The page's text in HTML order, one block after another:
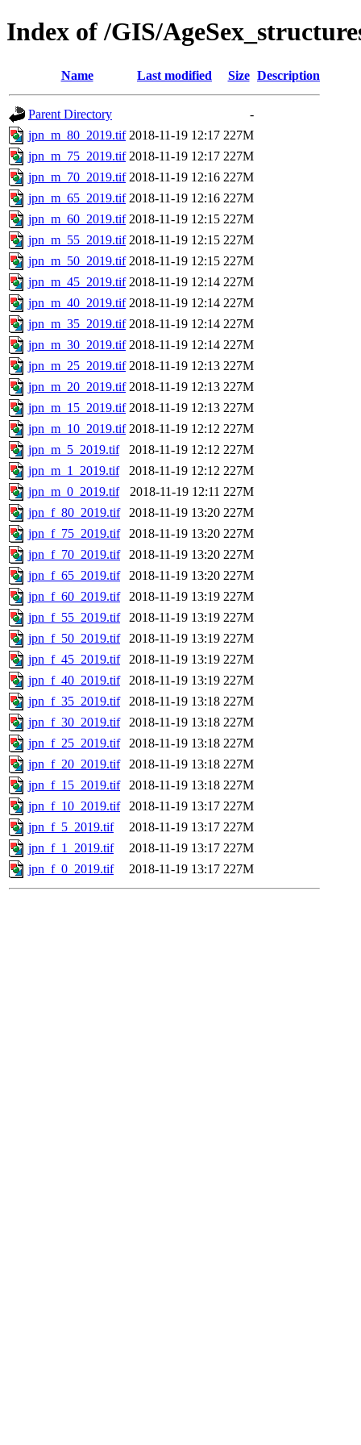
Index of /GIS/
Name Last modified Size Description
Parent Directory
-
jpn_m_80_2019.tif 2018-11-19 12:17 227M
jpn_m_75_2019.tif 2018-11-19 12:17 227M
jpn_m_70_2019.tif 2018-11-19 12:16 227M
jpn_m_65_2019.tif 2018-11-19 12:16 227M
jpn_m_60_2019.tif 2018-11-19 12:15 227M
jpn_m_55_2019.tif 2018-11-19 12:15 227M
jpn_m_50_2019.tif 2018-11-19 12:15 227M
jpn_m_45_2019.tif 2018-11-19 12:14 227M
jpn_m_40_2019.tif 2018-11-19 12:14 227M
jpn_m_35_2019.tif 2018-11-19 12:14 227M
jpn_m_30_2019.tif 2018-11-19 12:14 227M
jpn_m_25_2019.tif 2018-11-19 12:13 227M
jpn_m_20_2019.tif 2018-11-19 12:13 227M
jpn_m_15_2019.tif 2018-11-19 12:13 227M
jpn_m_10_2019.tif 2018-11-19 12:12 227M
jpn_m_5_2019.tif
2018-11-19 12:12 227M
jpn_m_1_2019.tif
2018-11-19 12:12 227M
jpn_m_0_2019.tif
2018-11-19 12:11 227M
jpn_f_80_2019.tif
2018-11-19 13:20 227M
jpn_f_75_2019.tif
2018-11-19 13:20 227M
jpn_f_70_2019.tif
2018-11-19 13:20 227M
jpn_f_65_2019.tif
2018-11-19 13:20 227M
jpn_f_60_2019.tif
2018-11-19 13:19 227M
jpn_f_55_2019.tif
2018-11-19 13:19 227M
jpn_f_50_2019.tif
2018-11-19 13:19 227M
jpn_f_45_2019.tif
2018-11-19 13:19 227M
jpn_f_40_2019.tif
2018-11-19 13:19 227M
jpn_f_35_2019.tif
2018-11-19 13:18 227M
jpn_f_30_2019.tif
2018-11-19 13:18 227M
jpn_f_25_2019.tif
2018-11-19 13:18 227M
jpn_f_20_2019.tif
2018-11-19 13:18 227M
jpn_f_15_2019.tif
2018-11-19 13:18 227M
jpn_f_10_2019.tif
2018-11-19 13:17 227M
jpn_f_5_2019.tif
2018-11-19 13:17 227M
jpn_f_1_2019.tif
2018-11-19 13:17 227M
jpn_f_0_2019.tif
2018-11-19 13:17 227M